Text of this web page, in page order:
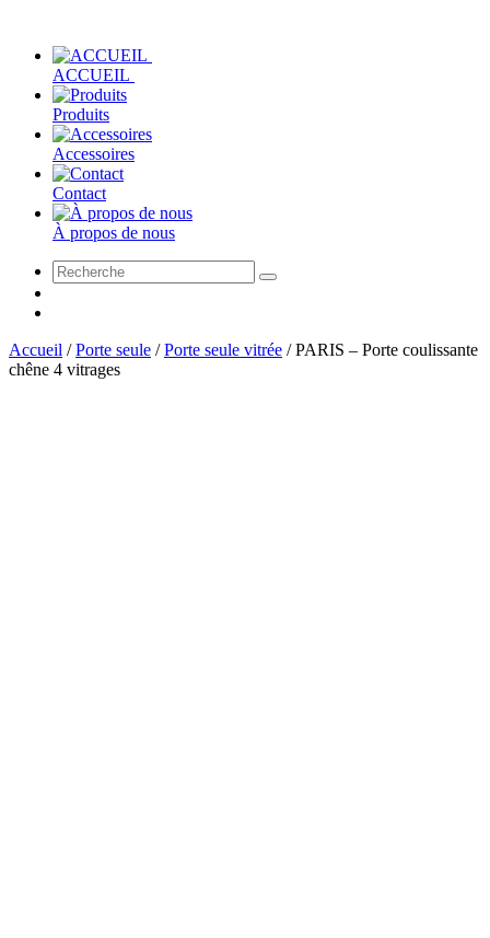
ACCUEIL
Produits
Accessoires
Contact
À propos de nous
Accueil /Porte seule /Porte seule vitrée /PARIS – Porte coulissante
chêne 4 vitrages